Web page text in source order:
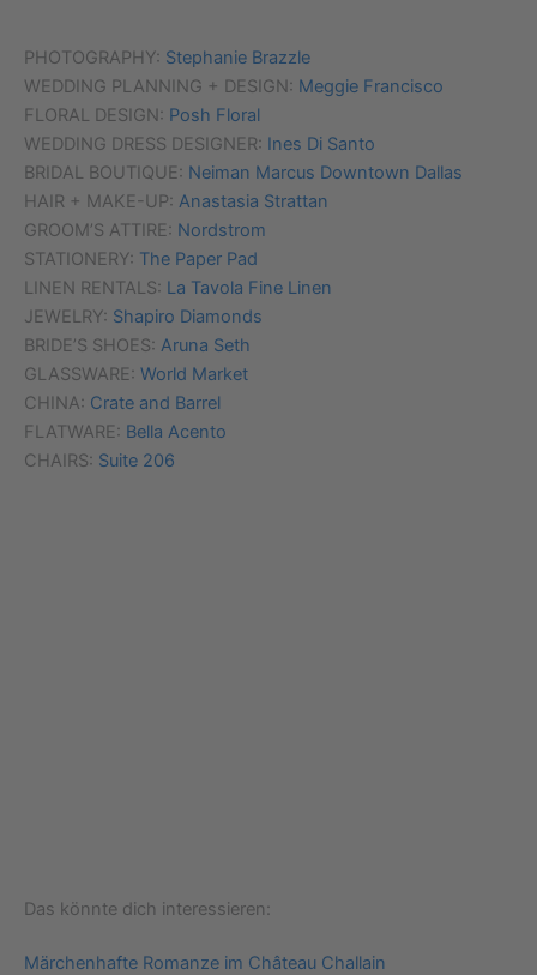
PHOTOGRAPHY: Stephanie Brazzle
WEDDING PLANNING + DESIGN: Meggie Francisco
FLORAL DESIGN: Posh Floral
WEDDING DRESS DESIGNER: Ines Di Santo
BRIDAL BOUTIQUE: Neiman Marcus Downtown Dallas
HAIR + MAKE-UP: Anastasia Strattan
GROOM’S ATTIRE: Nordstrom
STATIONERY: The Paper Pad
LINEN RENTALS: La Tavola Fine Linen
JEWELRY: Shapiro Diamonds
BRIDE’S SHOES: Aruna Seth
GLASSWARE: World Market
CHINA: Crate and Barrel
FLATWARE: Bella Acento
CHAIRS: Suite 206
Das könnte dich interessieren:
Märchenhafte Romanze im Château Challain